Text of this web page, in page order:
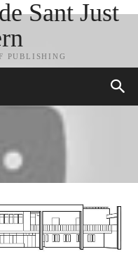
Sant Just
PUBLISHING